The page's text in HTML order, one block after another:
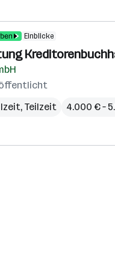
Einblicke
Teilzeit 4.000 € –